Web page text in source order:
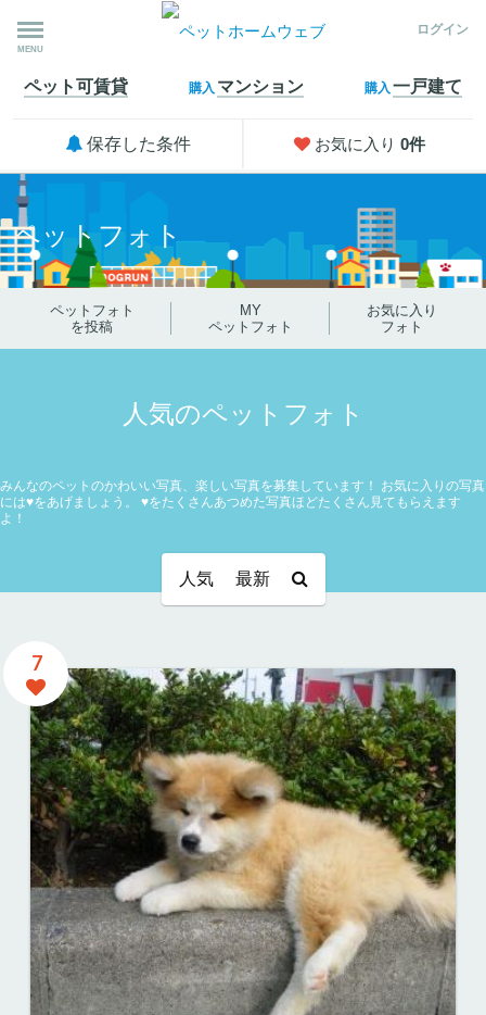
MENU
ログイン
ペット可賃貸 購入 マンション 購入 一戸建て
保存した条件 お気に入り 0件
ペットフォト
ペットフォト
を投稿
MY
ペットフォト
お気に入り
フォト
人気のペットフォト
みんなのペットのかわいい写真、楽しい写真を募集しています！ お気に入りの写真
には♥をあげましょう。 ♥をたくさんあつめた写真ほどたくさん見てもらえます
よ！
人気 最新
7